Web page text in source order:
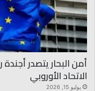
أمن البحار يتصدر
الاتحاد الأوروبي
يوليو 15, 2026